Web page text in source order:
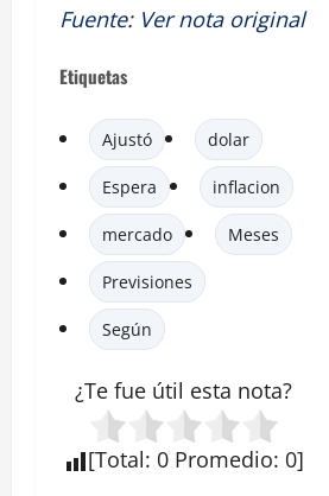
Fuente: Ver nota original
Etiquetas
Ajustó dolar
Espera inflacion
mercado Meses
Previsiones
Según
¿Te fue útil esta nota?
[Total: 0 Promedio: 0]